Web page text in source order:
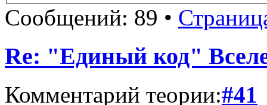
Сообщений: 89 •
Re: "Единый код"
Комментарий теории:#41